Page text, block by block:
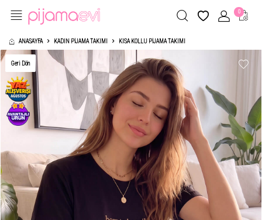
0
ANASAYFA KADIN PIJAMA TAKIMI KISA KOLLU PIJAMA TAKIMI
Geri Dön